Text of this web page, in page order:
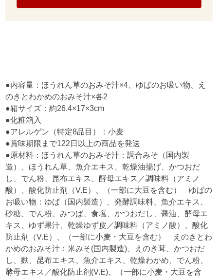
●内容量：ほうれん草のおみそ汁×4、ゆばのお吸い物、え
のきとわかめのおみそ汁×各2
●箱サイズ：約26.4×17×3cm
●化粧箱入
●アレルゲン（特定8品目）：小麦
●賞味期限まで122日以上の商品を発送
●原材料：ほうれん草のおみそ汁：調合みそ（国内製
造）、ほうれん草、魚介エキス、乾燥油揚げ、かつおだ
し、でん粉、昆布エキス、酵母エキス／調味料（アミノ
酸）、酸化防止剤（V.E）、（一部に大豆を含む） ゆばの
お吸い物：ゆば（国内製造）、発酵調味料、魚介エキス、
砂糖、でん粉、みつば、食塩、かつおだし、醤油、酵母エ
キス、ゆず果汁、乾燥ゆず皮／調味料（アミノ酸）、酸化
防止剤（V.E）、（一部に小麦・大豆を含む） えのきとわ
かめのおみそ汁：米みそ(国内製造)、えのき茸、かつおだ
し、麩、昆布エキス、魚介エキス、乾燥わかめ、でん粉、
酵母エキス／酸化防止剤(V.E)、（一部に小麦・大豆を含